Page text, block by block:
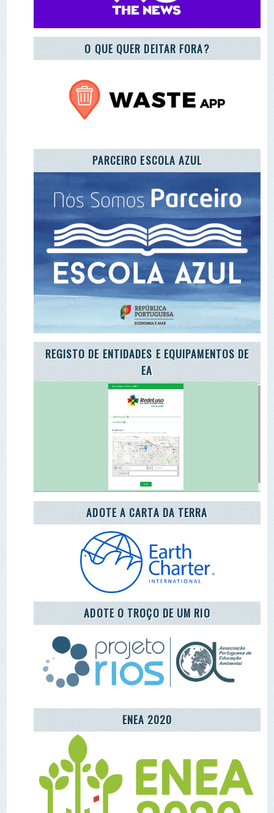
REGISTO DE ENTIDADES E EQUIPAMENTOS DE
EA
ADOTE A CARTA DA TERRA
ADOTE O TROÇO DE UM RIO
ENEA 2020
REDE LUSÓFONA
CENTRO COMUNITÁRIO DE EDUCAÇÃO
AMBIENTAL DA ALDEIA DE MÓS
LET'S TAKE CARE OF THE PLANET